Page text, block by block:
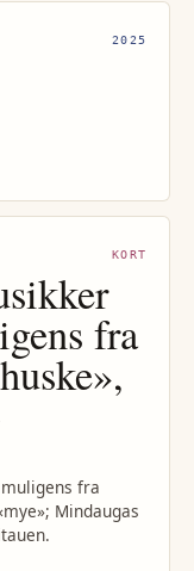
2025
KORT
fra
fra
Mindaugas